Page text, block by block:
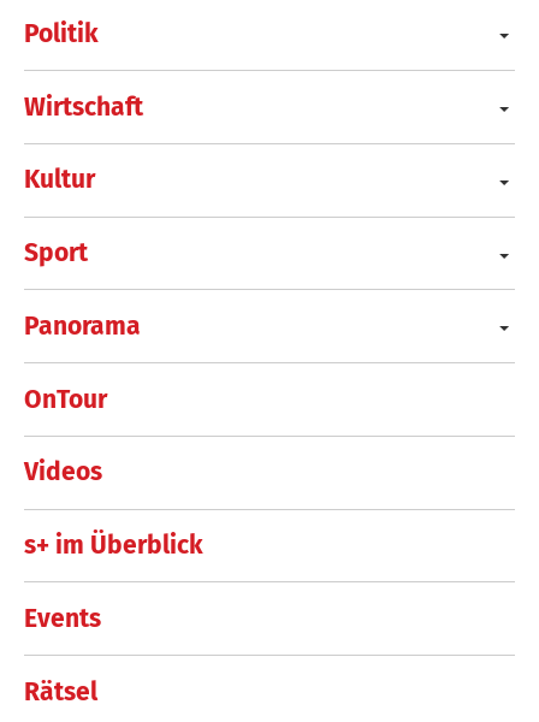
Politik
Wirtschaft
Kultur
Sport
Panorama
OnTour
Videos
s+ im Überblick
Events
Rätsel